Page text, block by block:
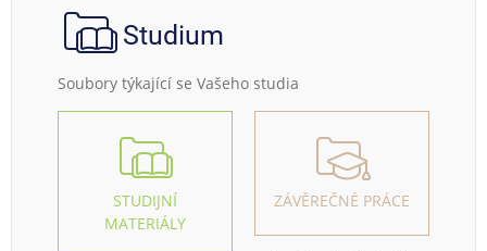
Studium
Soubory týkající se Vašeho studia
STUDIJNÍ
MATERIÁLY
ZÁVĚREČNÉ PRÁCE